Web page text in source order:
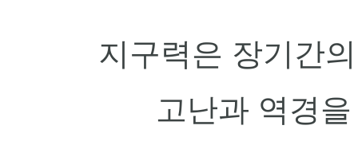
지구력은 장기간
고난과 역경